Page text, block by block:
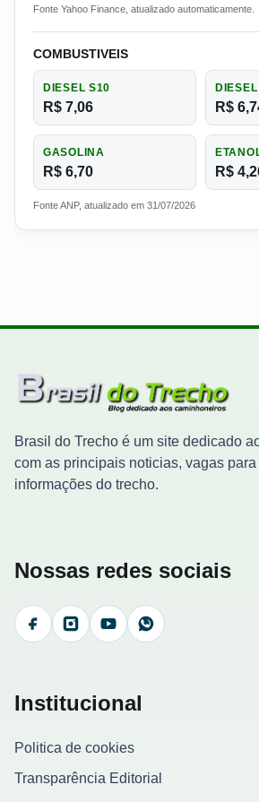
Fonte Yahoo Finance, atualizado automaticamente.
COMBUSTIVEIS
DIESEL S10
R$ 7,06
DIESEL
R$
GASOLINA
R$ 6,70 R$
Fonte ANP, atualizado em 31/07/2026
Brasil do Trecho é um site dedicado
com as principais noticias, vagas
informações do trecho.
Nossas redes sociais
FacebookInstagramYouTubeWhatsApp
Institucional
Politica de cookies
Transparência Editorial